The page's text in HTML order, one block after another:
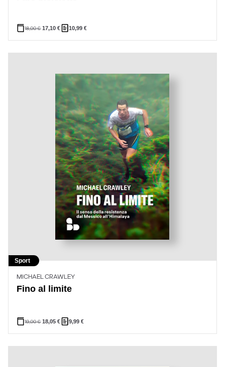
18,00€ 17,10€ 10,99 €
Sport
MICHAEL CRAWLEY
Fino al limite
19,00€ 18,05€ 9,99 €